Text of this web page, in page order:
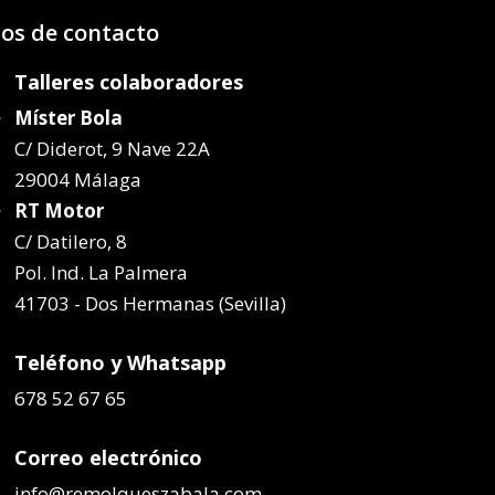
de contacto
Talleres colaboradores
Míster Bola
C/ Diderot, 9 Nave 22A
29004 Málaga
RT Motor
C/ Datilero, 8
Pol. Ind. La Palmera
41703 - Dos Hermanas (Sevilla)
Teléfono y Whatsapp
678 52 67 65
Correo electrónico